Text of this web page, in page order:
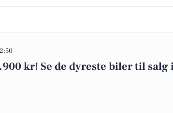
kr! Se de dyreste biler til salg